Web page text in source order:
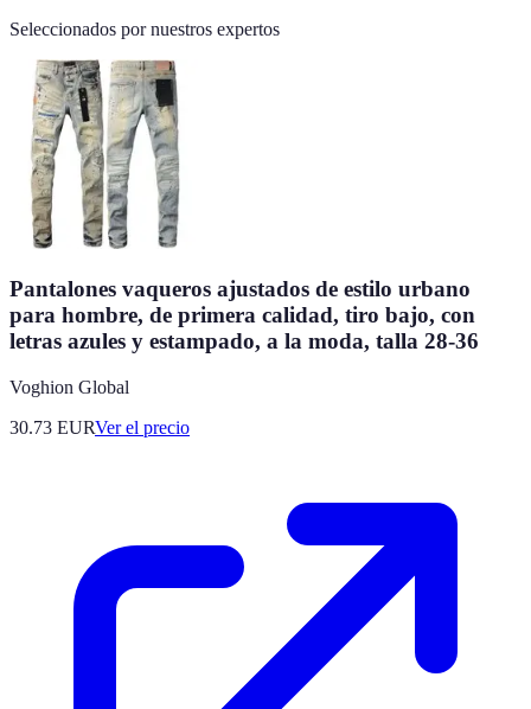
Seleccionados por nuestros expertos
Pantalones vaqueros ajustados de estilo urbano
para hombre, de primera calidad, tiro bajo, con
letras azules y estampado, a la moda, talla 28-36
Voghion Global
30.73 EURVer el precio